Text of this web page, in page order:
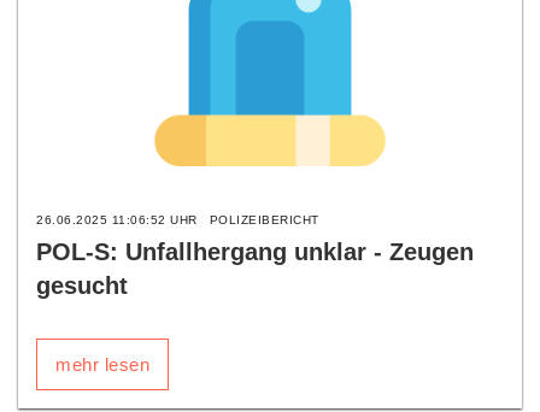
26.06.2025 11:06:52 UHR POLIZEIBERICHT
POL-S: Unfallhergang unklar - Zeugen
gesucht
mehr lesen